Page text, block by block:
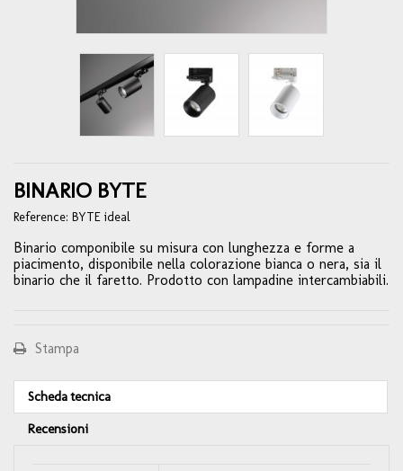
BINARIO BYTE
Reference: BYTE ideal
Binario componibile su misura con lunghezza e forme a
piacimento, disponibile nella colorazione bianca o nera, sia il
binario che il faretto. Prodotto con lampadine intercambiabili.
Stampa
Scheda tecnica
Recensioni